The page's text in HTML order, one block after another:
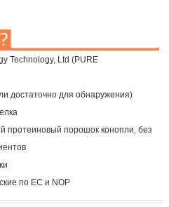
Technology, Ltd (PURE
достаточно для обнаружения)
протеиновый порошок конопли, без
по ЕС и NOP